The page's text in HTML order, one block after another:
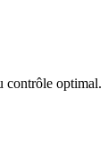
contrôle optimal.